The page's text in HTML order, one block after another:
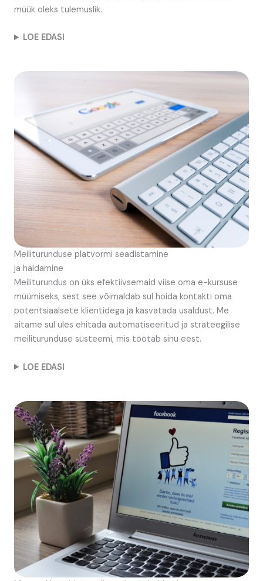
müük oleks tulemuslik.
LOE EDASI
Meiliturunduse platvormi seadistamine
ja haldamine
Meiliturundus on üks efektiivsemaid viise oma e-kursuse
müümiseks, sest see võimaldab sul hoida kontakti oma
potentsiaalsete klientidega ja kasvatada usaldust. Me
aitame sul üles ehitada automatiseeritud ja strateegilise
meiliturunduse süsteemi, mis töötab sinu eest.
LOE EDASI